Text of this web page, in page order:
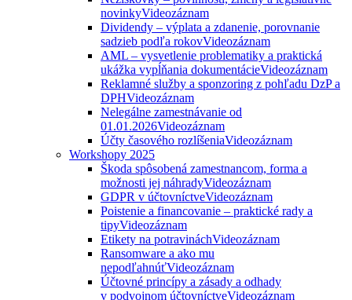
novinkyVideozáznam
Dividendy – výplata a zdanenie, porovnanie
sadzieb podľa rokovVideozáznam
AML – vysvetlenie problematiky a praktická
ukážka vypĺňania dokumentácieVideozáznam
Reklamné služby a sponzoring z pohľadu DzP a
DPHVideozáznam
Nelegálne zamestnávanie od
01.01.2026Videozáznam
Účty časového rozlíšeniaVideozáznam
Workshopy 2025
Škoda spôsobená zamestnancom, forma a
možnosti jej náhradyVideozáznam
GDPR v účtovníctveVideozáznam
Poistenie a financovanie – praktické rady a
tipyVideozáznam
Etikety na potravináchVideozáznam
Ransomware a ako mu
nepodľahnúťVideozáznam
Účtovné princípy a zásady a odhady
v podvojnom účtovníctveVideozáznam